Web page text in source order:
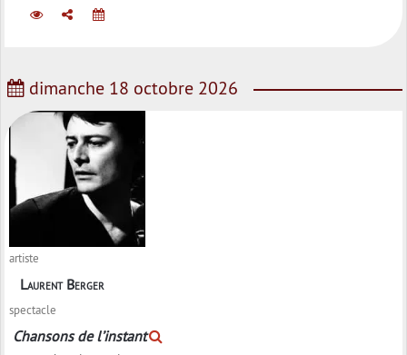
dimanche 18 octobre 2026
artiste
Laurent Berger
spectacle
Chansons de l’instant